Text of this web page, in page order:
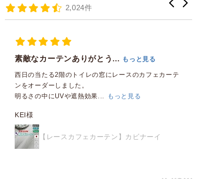
2,024件
見る
フェカーテ
ーイ
期待以上のカーテンでした
部屋が狭いので、明るい色のカーテンを注文しまし
オーダーの仕方も親切丁寧で、サイズぴったりです
生...もっと見る
【完全遮光カーテン】シンストライプ